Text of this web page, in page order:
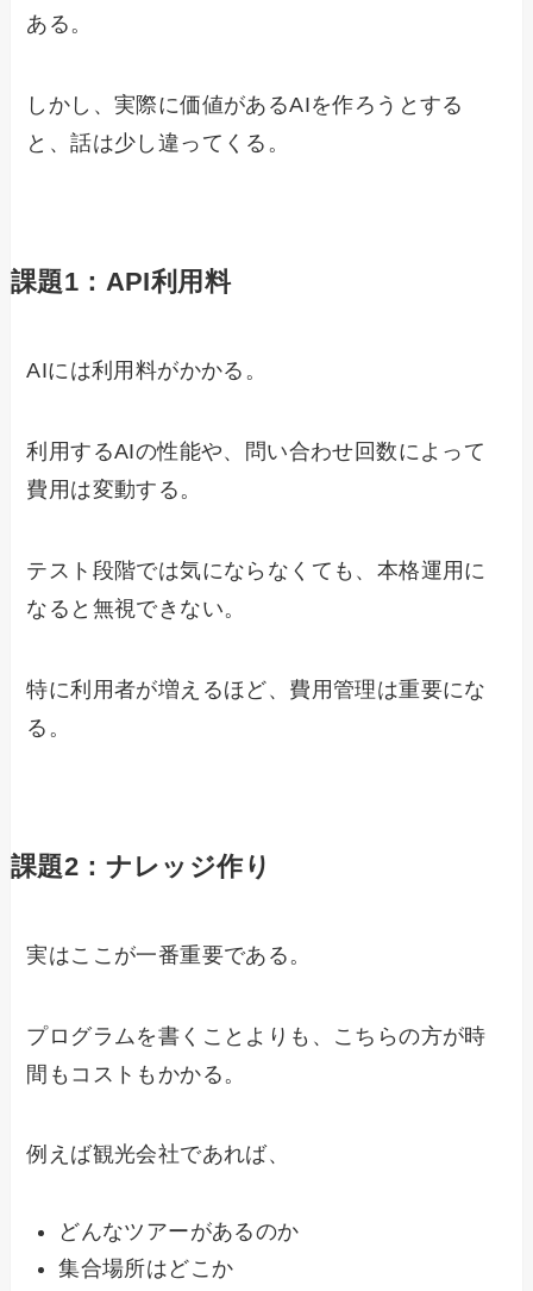
ある。
しかし、実際に価値があるAIを作ろうとする
と、話は少し違ってくる。
課題1：API利用料
AIには利用料がかかる。
利用するAIの性能や、問い合わせ回数によって
費用は変動する。
テスト段階では気にならなくても、本格運用に
なると無視できない。
特に利用者が増えるほど、費用管理は重要にな
る。
課題2：ナレッジ作り
実はここが一番重要である。
プログラムを書くことよりも、こちらの方が時
間もコストもかかる。
例えば観光会社であれば、
どんなツアーがあるのか
集合場所はどこか